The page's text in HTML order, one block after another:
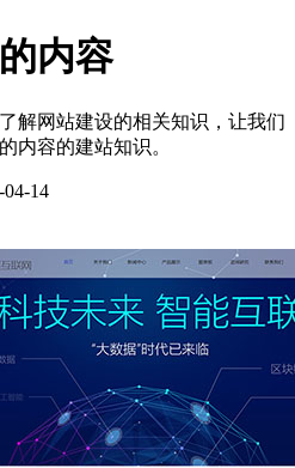
内容
解网站建设的相关知识，让我们
内容的建站知识。
14